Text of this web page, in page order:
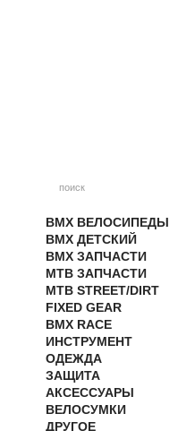
BMX ВЕЛОСИПЕДЫ
BMX ДЕТСКИЙ
BMX ЗАПЧАСТИ
MTB ЗАПЧАСТИ
MTB STREET/DIRT
FIXED GEAR
BMX RACE
ИНСТРУМЕНТ
ОДЕЖДА
ЗАЩИТА
АКСЕССУАРЫ
ВЕЛОСУМКИ
ДРУГОЕ